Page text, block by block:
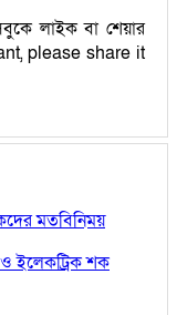
লাইক বা শেয়ার
please share it
মতবিনিময়
ও ইলেকট্রিক শক